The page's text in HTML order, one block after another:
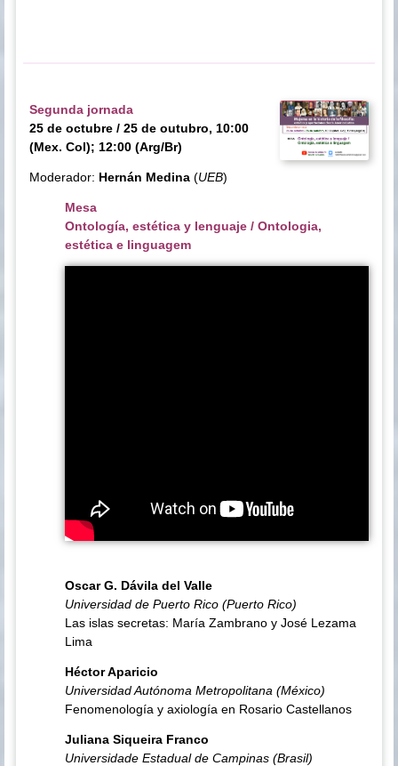
Segunda jornada
25 de octubre / 25 de outubro, 10:00
(Mex. Col); 12:00 (Arg/Br)
Moderador: Hernán Medina (UEB)
Mesa
Ontología, estética y lenguaje / Ontologia,
estética e linguagem
Oscar G. Dávila del Valle
Universidad de Puerto Rico (Puerto Rico)
Las islas secretas: María Zambrano y José Lezama
Lima
Héctor Aparicio
Universidad Autónoma Metropolitana (México)
Fenomenología y axiología en Rosario Castellanos
Juliana Siqueira Franco
Universidade Estadual de Campinas (Brasil)